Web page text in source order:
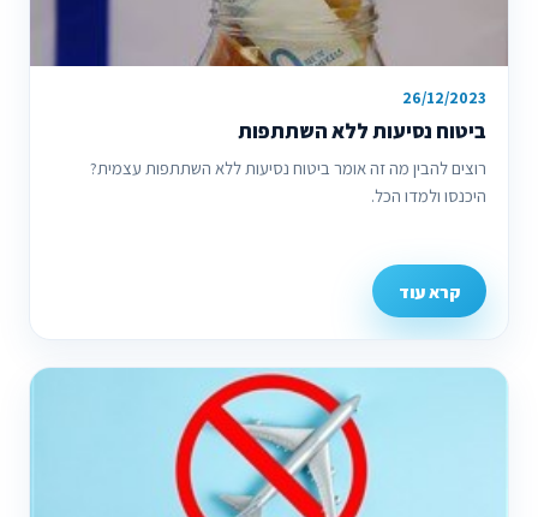
26/12/2023
ביטוח נסיעות ללא השתתפות
רוצים להבין מה זה אומר ביטוח נסיעות ללא השתתפות עצמית?
היכנסו ולמדו הכל.
קרא עוד